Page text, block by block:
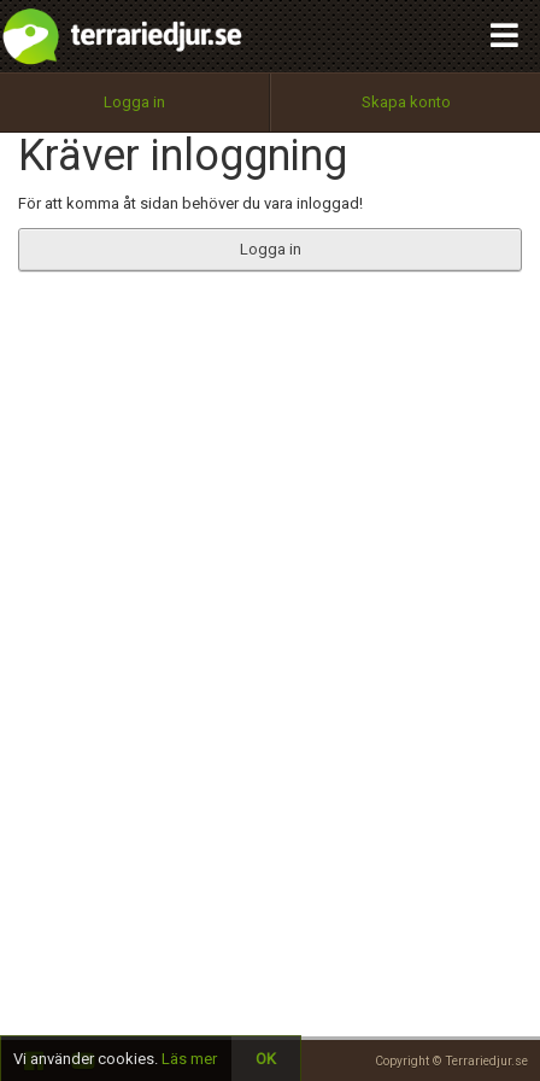
Logga in Skapa konto
Kräver inloggning
För att komma åt sidan behöver du vara inloggad!
Logga in
Copyright © Terrariedjur.se
Utför
100%
OK
integritetspolicy
Namn:
Epost:
Begär nytt lösenord
Tillbaka till förstasidan
Vi använder cookies. Läs mer OK